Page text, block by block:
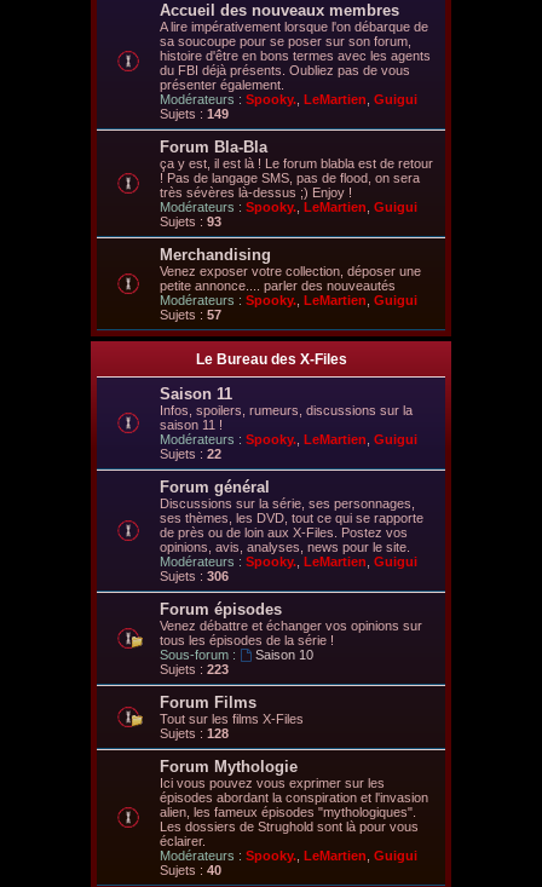
Accueil des nouveaux membres
A lire impérativement lorsque l'on débarque de
sa soucoupe pour se poser sur son forum,
histoire d'être en bons termes avec les agents
du FBI déjà présents. Oubliez pas de vous
présenter également.
Modérateurs : Spooky. LeMartien Guigui
Sujets : 149
Forum Bla-Bla
ça y est, il est là ! Le forum blabla est de retour
! Pas de langage SMS, pas de flood, on sera
très sévères là-dessus ;) Enjoy !
Modérateurs : Spooky. LeMartien Guigui
Sujets : 93
Merchandising
Venez exposer votre collection, déposer une
petite annonce.... parler des nouveautés
Modérateurs : Spooky. LeMartien Guigui
Sujets : 57
Le Bureau des X-Files
Saison 11
Infos, spoilers, rumeurs, discussions sur la
saison 11 !
Modérateurs : Spooky. LeMartien Guigui
Sujets : 22
Forum général
Discussions sur la série, ses personnages,
ses thèmes, les DVD, tout ce qui se rapporte
de près ou de loin aux X-Files. Postez vos
opinions, avis, analyses, news pour le site.
Modérateurs : Spooky. LeMartien Guigui
Sujets : 306
Forum épisodes
Venez débattre et échanger vos opinions sur
tous les épisodes de la série !
Sous-forum :
Saison 10
Sujets : 223
Forum Films
Tout sur les films X-Files
Sujets : 128
Forum Mythologie
Ici vous pouvez vous exprimer sur les
épisodes abordant la conspiration et l'invasion
alien, les fameux épisodes "mythologiques".
Les dossiers de Strughold sont là pour vous
éclairer.
Modérateurs : Spooky. LeMartien Guigui
Sujets : 40